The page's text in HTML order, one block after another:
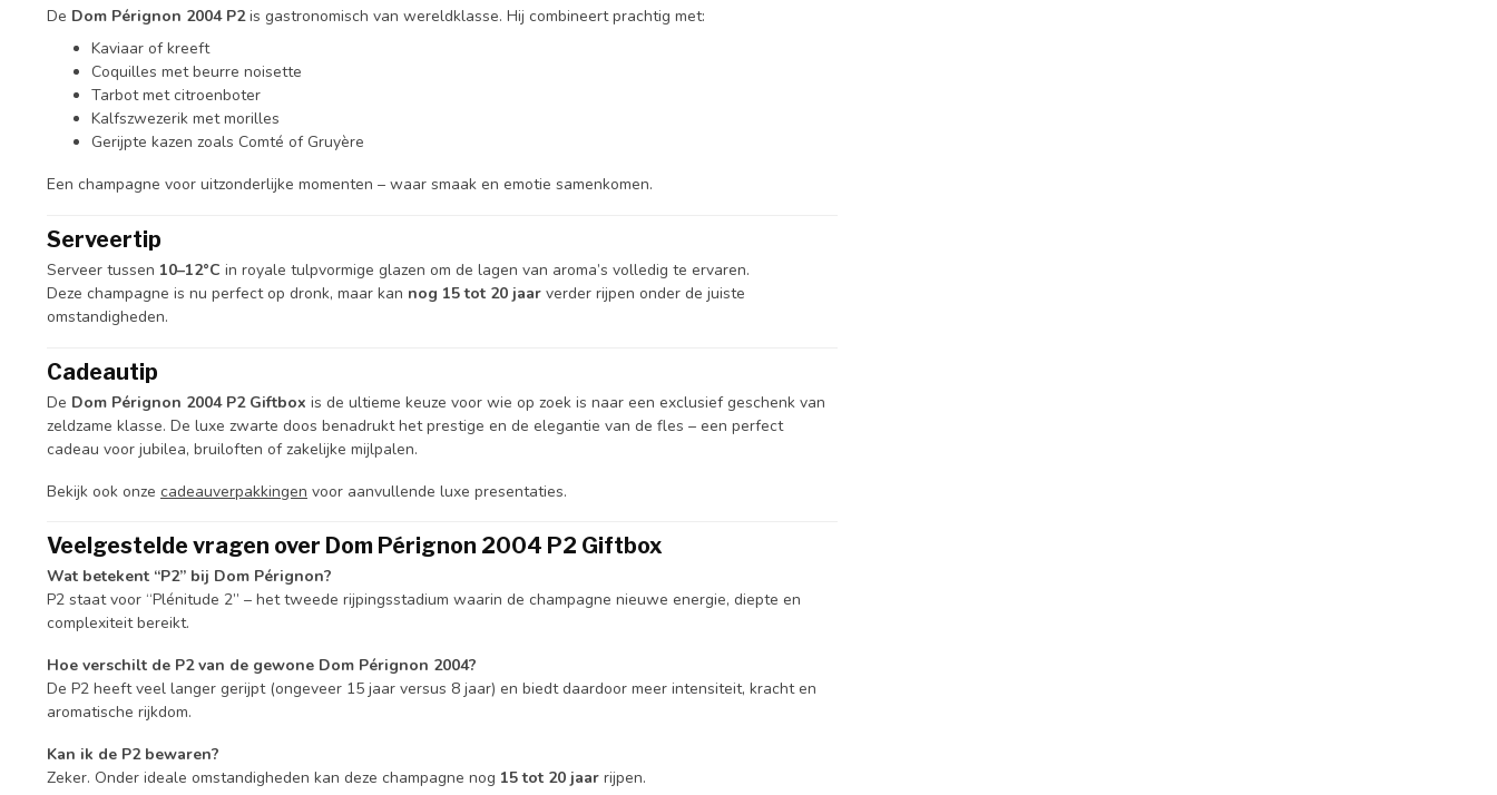
De Dom Pérignon 2004 P2is gastronomisch van wereldklasse. Hij combineert prachtig met:
Kaviaar of kreeft
Coquilles met beurre noisette
Tarbot met citroenboter
Kalfszwezerik met morilles
Gerijpte kazen zoals Comté of Gruyère
Een champagne voor uitzonderlijke momenten – waar smaak en emotie samenkomen.
Serveertip
Serveer tussen 10–12°C in royale tulpvormige glazen om de lagen van aroma’s volledig te ervaren.
Deze champagne is nu perfect op dronk, maar kan nog 15 tot 20 jaar verder rijpen onder de juiste
omstandigheden.
Cadeautip
De Dom Pérignon 2004 P2 Giftbox is de ultieme keuze voor wie op zoek is naar een exclusief geschenk van
zeldzame klasse. De luxe zwarte doos benadrukt het prestige en de elegantie van de fles – een perfect
cadeau voor jubilea, bruiloften of zakelijke mijlpalen.
Bekijk ook onze cadeauverpakkingen voor aanvullende luxe presentaties.
Veelgestelde vragen over Dom Pérignon 2004 P2 Giftbox
Wat betekent “P2” bij Dom Pérignon?
P2 staat voor “Plénitude 2” – het tweede rijpingsstadium waarin de champagne nieuwe energie, diepte en
complexiteit bereikt.
Hoe verschilt de P2 van de gewone Dom Pérignon 2004?
De P2 heeft veel langer gerijpt (ongeveer 15 jaar versus 8 jaar) en biedt daardoor meer intensiteit, kracht en
aromatische rijkdom.
Kan ik de P2 bewaren?
Zeker. Onder ideale omstandigheden kan deze champagne nog 15 tot 20 jaar rijpen.